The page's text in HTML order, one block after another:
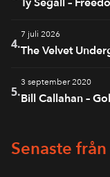
4.
7 juli 2026
The Velvet
5.
3 september 2020
Bill Callahan –
Senaste